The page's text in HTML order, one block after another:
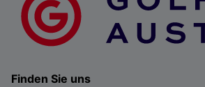
Finden Sie uns